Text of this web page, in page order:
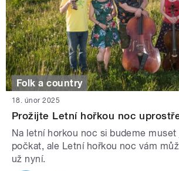
Folk a country
18. únor 2025
Prožijte Letní hořkou noc
Na letní horkou noc si budeme
počkat, ale Letní hořkou noc vám
už nyní.